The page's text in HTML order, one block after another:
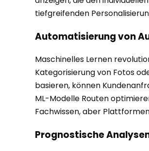
tiefgreifenden
Automatisierung von
Maschinelles Lernen
Kategorisierung von Fotos
basieren, können
ML-Modelle Routen
Fachwissen, aber
Prognostische